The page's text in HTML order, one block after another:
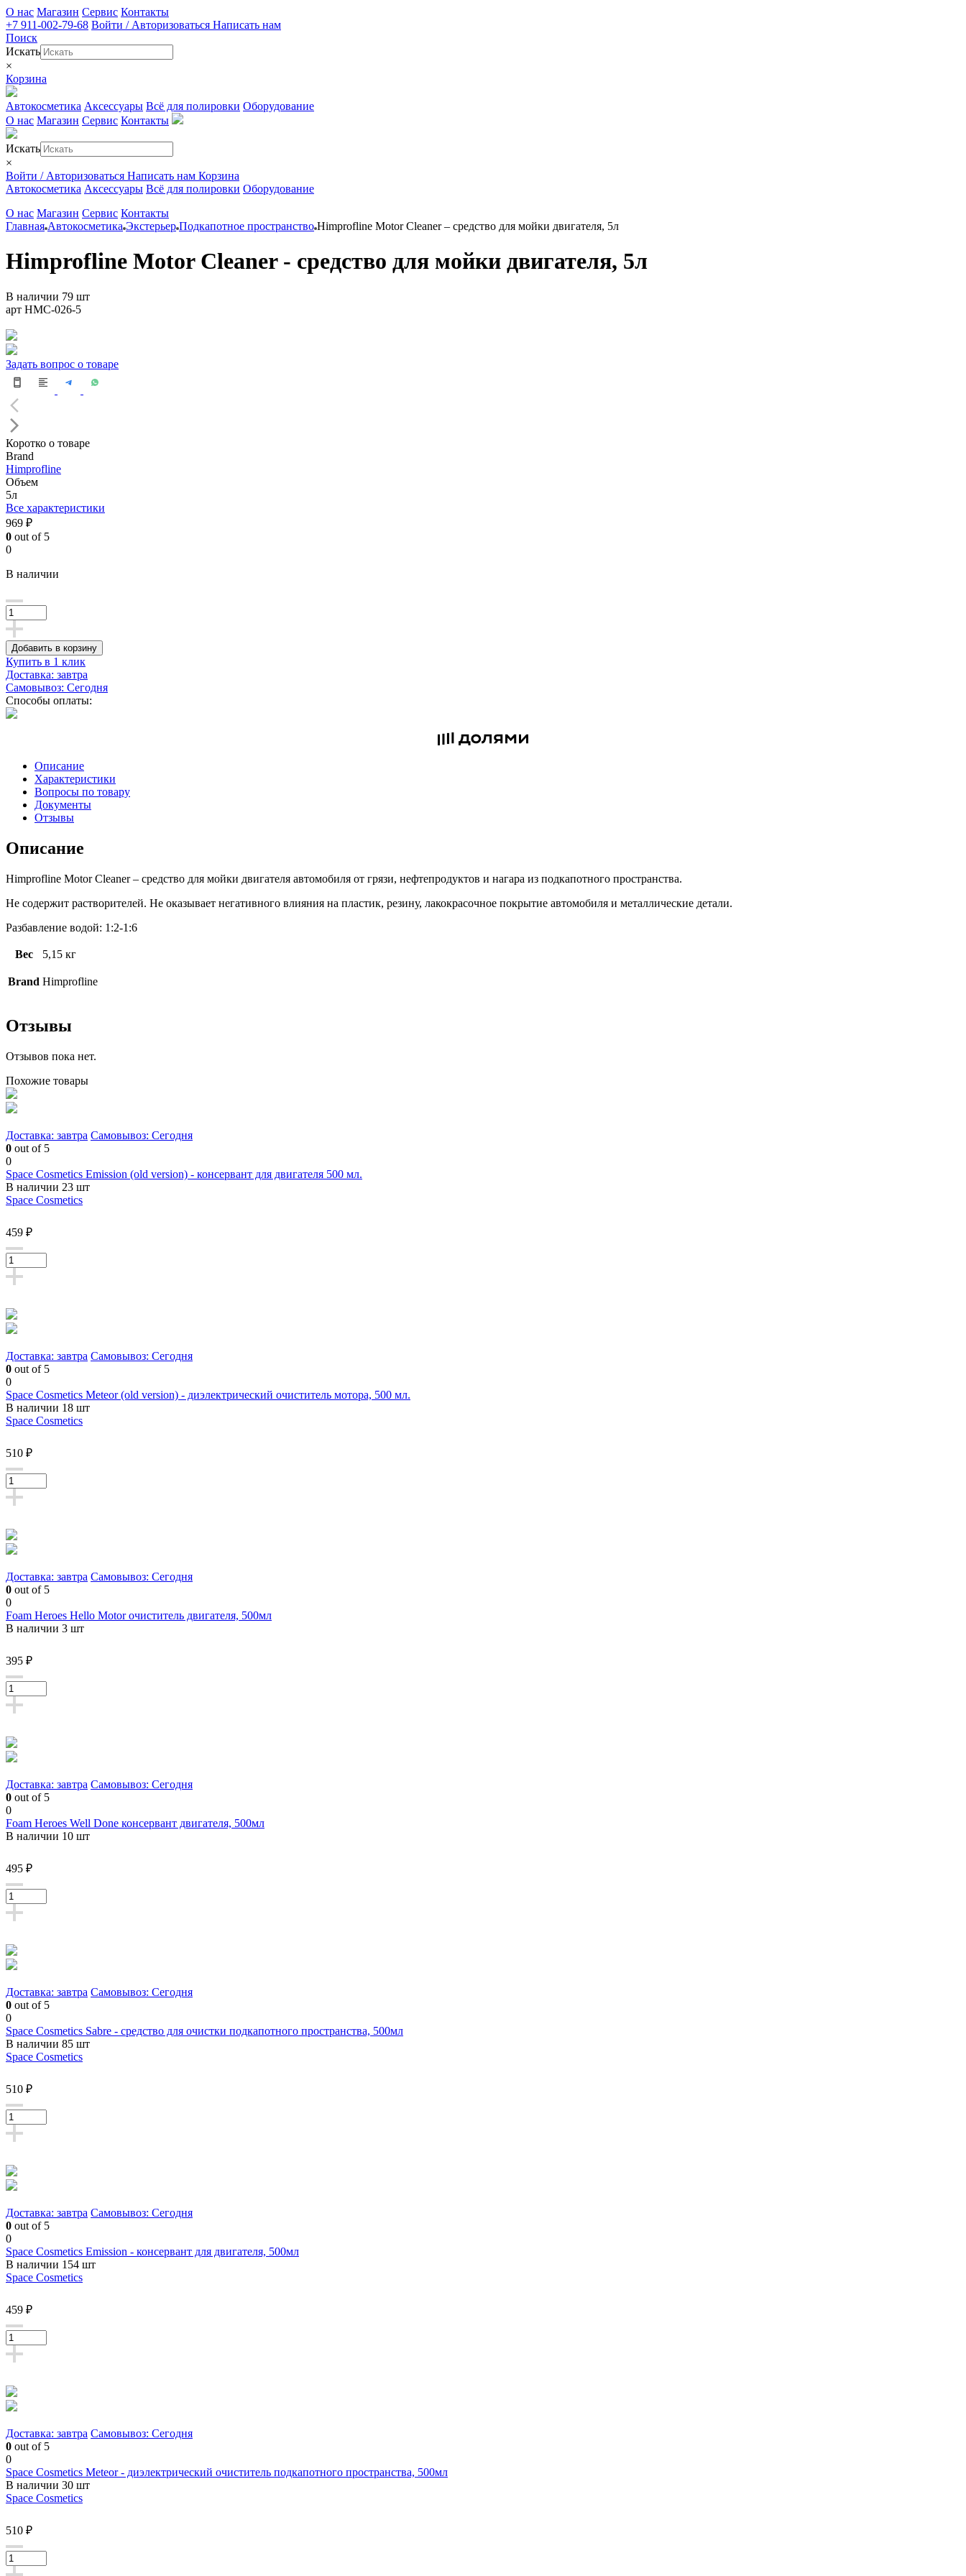
О нас Магазин Сервис Контакты
+7 911-002-79-68 Войти / Авторизоваться Написать нам
Поиск
Искать
×
Корзина
Автокосметика Аксессуары Всё для полировки Оборудование
О нас Магазин Сервис Контакты
Искать
×
Войти / Авторизоваться Написать нам Корзина
Автокосметика Аксессуары Всё для полировки Оборудование
О нас Магазин Сервис Контакты
Главная Автокосметика Экстерьер Подкапотное пространство Himprofline Motor Cleaner – средство для мойки двигателя, 5л
Himprofline Motor Cleaner - средство для мойки двигателя, 5л
В наличии 79 шт
арт HMC-026-5
Задать вопрос о товаре
Коротко о товаре
Brand
Himprofline
Объем
5л
Все характеристики
969 ₽
0 out of 5
0
В наличии
Добавить в корзину
Купить в 1 клик
Доставка: завтра
Самовывоз: Сегодня
Способы оплаты:
Описание
Характеристики
Вопросы по товару
Документы
Отзывы
Описание
Himprofline Motor Cleaner – средство для мойки двигателя автомобиля от грязи, нефтепродуктов и нагара из подкапотного пространства.
Не содержит растворителей. Не оказывает негативного влияния на пластик, резину, лакокрасочное покрытие автомобиля и металлические детали.
Разбавление водой: 1:2-1:6
Вес 5,15 кг
Brand Himprofline
Отзывы
Отзывов пока нет.
Похожие товары
Доставка: завтра Самовывоз: Сегодня
0 out of 5
0
Space Cosmetics Emission (old version) - консервант для двигателя 500 мл.
В наличии 23 шт
Space Cosmetics
459 ₽
Доставка: завтра Самовывоз: Сегодня
0 out of 5
0
Space Cosmetics Meteor (old version) - диэлектрический очиститель мотора, 500 мл.
В наличии 18 шт
Space Cosmetics
510 ₽
Доставка: завтра Самовывоз: Сегодня
0 out of 5
0
Foam Heroes Hello Motor очиститель двигателя, 500мл
В наличии 3 шт
395 ₽
Доставка: завтра Самовывоз: Сегодня
0 out of 5
0
Foam Heroes Well Done консервант двигателя, 500мл
В наличии 10 шт
495 ₽
Доставка: завтра Самовывоз: Сегодня
0 out of 5
0
Space Cosmetics Sabre - средство для очистки подкапотного пространства, 500мл
В наличии 85 шт
Space Cosmetics
510 ₽
Доставка: завтра Самовывоз: Сегодня
0 out of 5
0
Space Cosmetics Emission - консервант для двигателя, 500мл
В наличии 154 шт
Space Cosmetics
459 ₽
Доставка: завтра Самовывоз: Сегодня
0 out of 5
0
Space Cosmetics Meteor - диэлектрический очиститель подкапотного пространства, 500мл
В наличии 30 шт
Space Cosmetics
510 ₽